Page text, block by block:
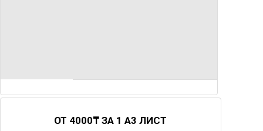
ОТ 4000₸ ЗА 1 А3 ЛИСТ